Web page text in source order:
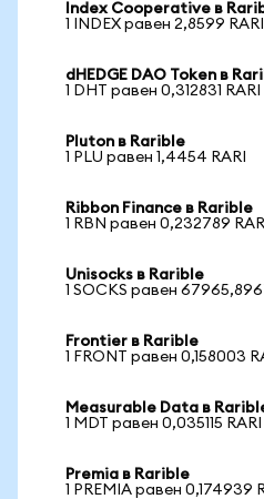
Index Cooperative в
1 INDEX равен 2,8599 RARI
dHEDGE DAO Token в
1 DHT равен 0,312831 RARI
Pluton в Rarible
1 PLU равен 1,4454 RARI
Ribbon Finance в Rarible
1 RBN равен 0,232789
Unisocks в Rarible
1 SOCKS равен
Frontier в Rarible
1 FRONT равен 0,158003
Measurable Data в
1 MDT равен 0,035115 RARI
Premia в Rarible
1 PREMIA равен 0,174939